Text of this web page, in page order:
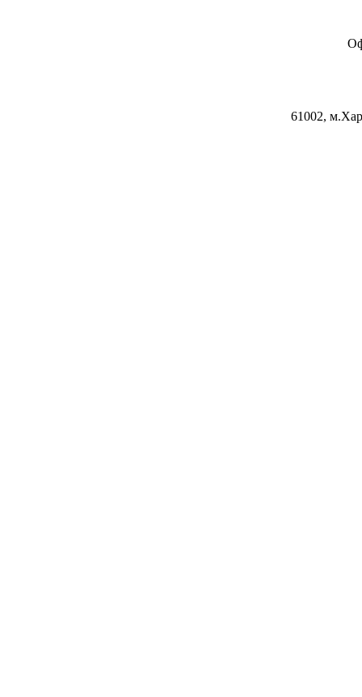
61002,